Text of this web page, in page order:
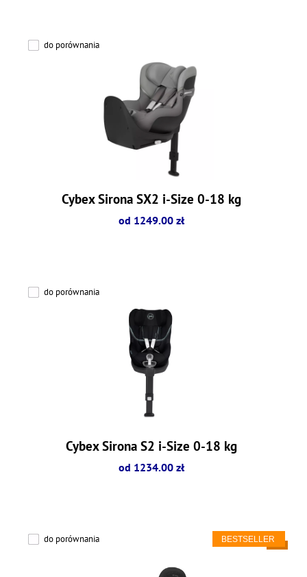
do porównania
Cybex Sirona SX2 i-Size 0-18 kg
od 1249.00 zł
do porównania
Cybex Sirona S2 i-Size 0-18 kg
od 1234.00 zł
do porównania